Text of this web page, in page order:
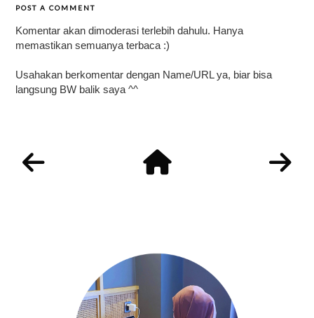
POST A COMMENT
Komentar akan dimoderasi terlebih dahulu. Hanya
memastikan semuanya terbaca :)
Usahakan berkomentar dengan Name/URL ya, biar bisa
langsung BW balik saya ^^